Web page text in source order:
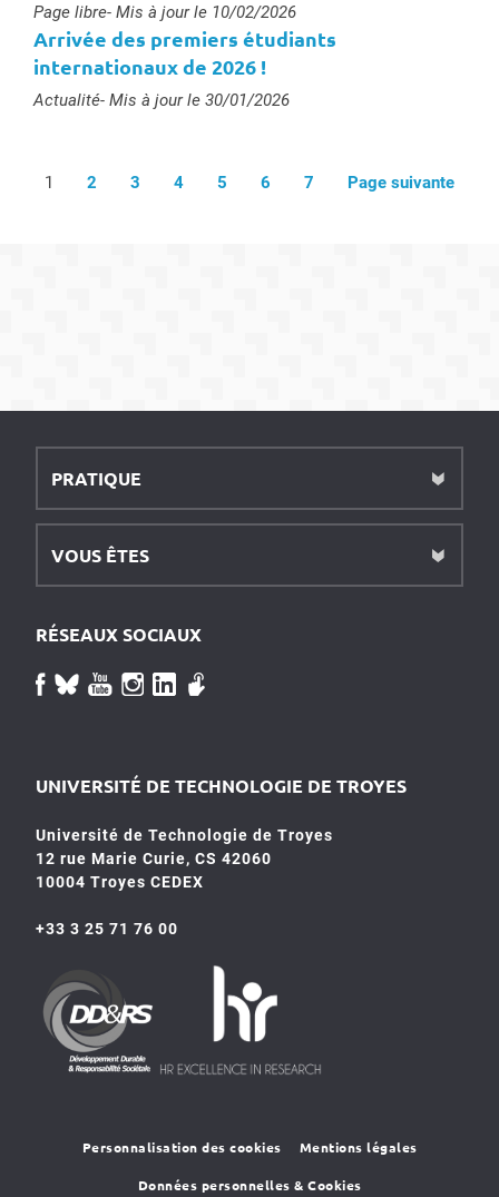
Type :
Page libre- Mis à jour le 10/02/2026
Arrivée des premiers étudiants
internationaux de 2026 !
Type :
Actualité- Mis à jour le 30/01/2026
1 2 3 4 5 6 7 Page suivante
PRATIQUE
VOUS ÊTES
RÉSEAUX SOCIAUX
UNIVERSITÉ DE TECHNOLOGIE DE TROYES
Université de Technologie de Troyes
12 rue Marie Curie, CS 42060
10004 Troyes CEDEX
+33 3 25 71 76 00
Personnalisation des cookies Mentions légales
Données personnelles & Cookies